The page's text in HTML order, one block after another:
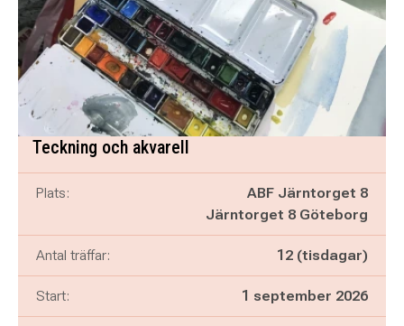
Teckning och akvarell
Plats:
ABF Järntorget 8
Järntorget 8 Göteborg
Antal träffar: 12 (tisdagar)
Start: 1 september 2026